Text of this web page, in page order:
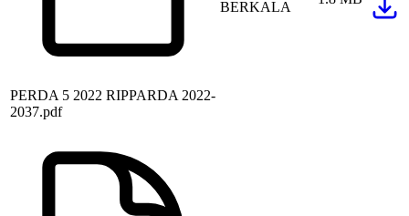
PERDA 5 2022 RIPPARDA 2022-
2037.pdf
BERKALA